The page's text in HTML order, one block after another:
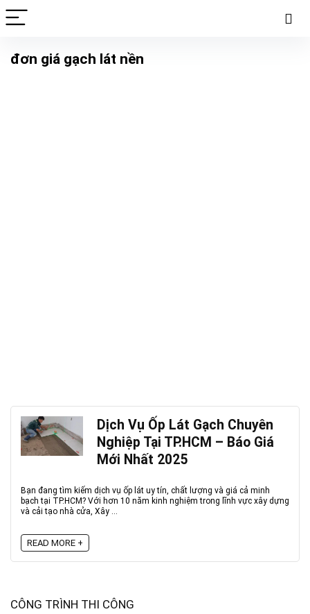
đơn giá gạch lát nền
Dịch Vụ Ốp Lát Gạch Chuyên
Nghiệp Tại TP.HCM – Báo Giá
Mới Nhất 2025
Bạn đang tìm kiếm dịch vụ ốp lát uy tín, chất lượng và giá cả minh
bạch tại TP.HCM? Với hơn 10 năm kinh nghiệm trong lĩnh vực xây dựng
và cải tạo nhà cửa, Xây ...
READ MORE +
CÔNG TRÌNH THI CÔNG